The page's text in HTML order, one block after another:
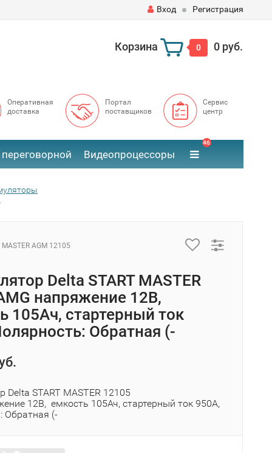
Вход Регистрация
Корзина 0 0 руб.
Оперативная
доставка
Портал
поставщиков
Сервис
центр
Видеопроцессоры
46
MASTER AGM 12105
Delta START MASTER
напряжение 12В,
105Ач, стартерный ток
Обратная (-
Delta START MASTER 12105
12В, емкость 105Ач, стартерный ток 950А,
Обратная (-